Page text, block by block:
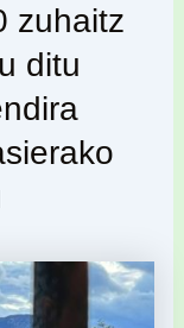
zuhaitz
ditu